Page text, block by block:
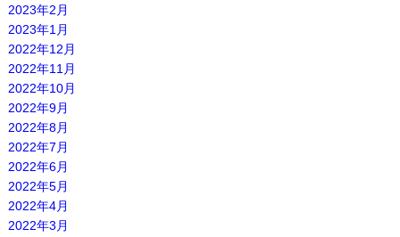
2023年2月
2023年1月
2022年12月
2022年11月
2022年10月
2022年9月
2022年8月
2022年7月
2022年6月
2022年5月
2022年4月
2022年3月